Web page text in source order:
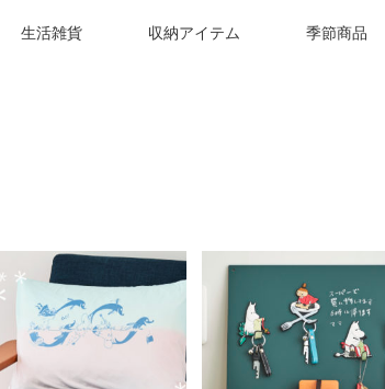
生活雑貨 収納アイテム 季節商品